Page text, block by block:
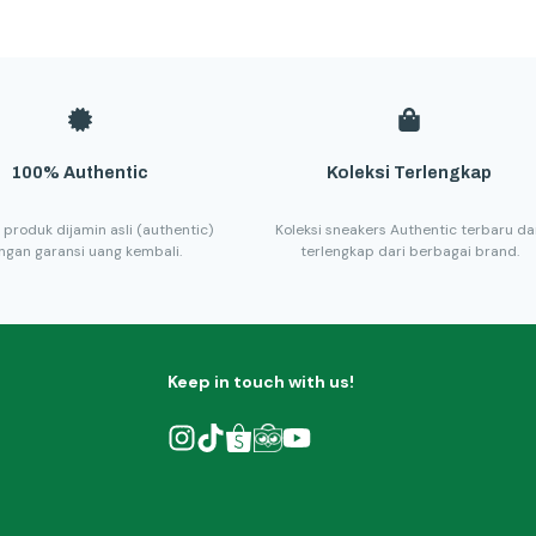
100% Authentic
produk dijamin asli (authentic)
garansi uang kembali.
Koleksi Terlengkap
Koleksi sneakers Authentic terbaru
terlengkap dari berbagai brand.
Keep in touch with us!